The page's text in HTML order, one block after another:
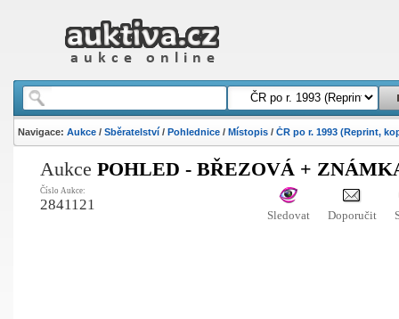
Navigace: Aukce/ Sběratelství/ Pohlednice/ Místopis/ ČR po r. 1993 (Reprint,
Aukce POHLED - BŘEZOVÁ +
Číslo Aukce:
2841121
Sledovat Doporučit